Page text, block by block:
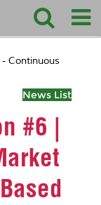
Continuous
News List
#6 |